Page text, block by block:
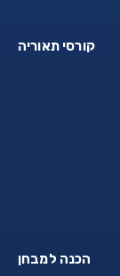
קורסי תאוריה
הכנה למבחן